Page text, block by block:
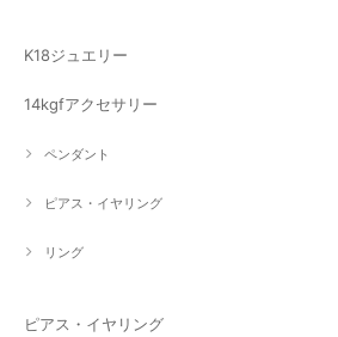
K18ジュエリー
14kgfアクセサリー
ペンダント
ピアス・イヤリング
リング
ピアス・イヤリング